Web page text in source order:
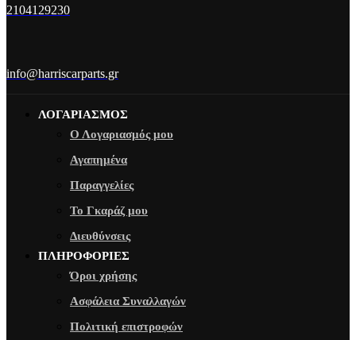
2104129230
info@harriscarparts.gr
ΛΟΓΑΡΙΑΣΜΟΣ
Ο Λογαριασμός μου
Αγαπημένα
Παραγγελίες
Το Γκαράζ μου
Διευθύνσεις
ΠΛΗΡΟΦΟΡΙΕΣ
Όροι χρήσης
Ασφάλεια Συναλλαγών
Πολιτική επιστροφών